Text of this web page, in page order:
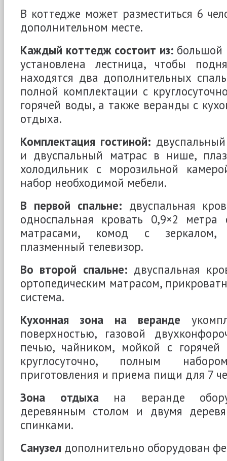
В коттедже может разместиться 6
дополнительном месте.
Каждый коттедж состоит из: большой
установлена лестница, чтобы
находятся два дополнительных
полной комплектации с
горячей воды, а также веранды с
отдыха.
Комплектация гостиной:
и двуспальный матрас в нише,
холодильник с морозильной
набор необходимой мебели.
В первой спальне: двуспальная
односпальная кровать 0,9×2 метра
матрасами, комод с зеркалом,
плазменный телевизор.
Во второй спальне: двуспальная
ортопедическим матрасом,
система.
Кухонная зона на веранде
поверхностью, газовой
печью, чайником, мойкой с
круглосуточно, полным
приготовления и приема пищи для 7
Зона отдыхана веранде
деревянным столом и двумя
спинками.
Санузел дополнительно оборудован